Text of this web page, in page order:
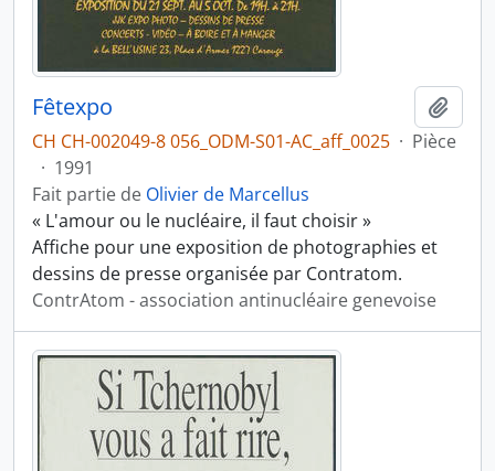
Fêtexpo
CH CH-002049-8 056_ODM-S01-AC_aff_0025 · Pièce
· 1991
Fait partie de Olivier de Marcellus
« L'amour ou le nucléaire, il faut choisir »
Affiche pour une exposition de photographies et
dessins de presse organisée par Contratom.
ContrAtom - association antinucléaire genevoise